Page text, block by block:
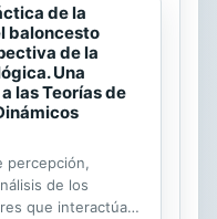
de la
baloncesto
de la
Una
las Teorías de
percepción,
de los
que interactúan